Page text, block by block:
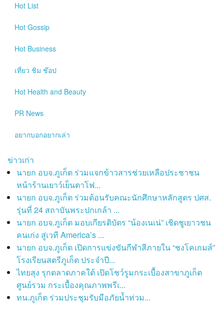
Hot List
Hot Gossip
Hot Business
เที่ยว ชิม ช๊อป
Hot Health and Beauty
PR News
อยากบอกอยากเล่า
ข่าวเก่า
นายก อบจ.ภูเก็ต ร่วมแจกข้าวสารช่วยเหลือประชาชน
หน้าร้านเยาว์เย็นตาโฟ...
นายก อบจ.ภูเก็ต ร่วมต้อนรับคณะนักศึกษาหลักสูตร ปศส.
รุ่นที่ 24 สถาบันพระปกเกล้า ...
นายก อบจ.ภูเก็ต มอบเกียรติบัตร “น้องเนเน่” เชิดชูเยาวชน
คนเก่ง สู่เวที America’s ...
นายก อบจ.ภูเก็ต เปิดการแข่งขันกีฬาสีภายใน “ชงโคเกมส์”
โรงเรียนสตรีภูเก็ต ประจำปี...
ไทยสุง รุกตลาดภาคใต้ เปิดโชว์รูมกระเบื้องสาขาภูเก็ต
ศูนย์รวม กระเบื้องคุณภาพพรีเ...
ทน.ภูเก็ต ร่วมประชุมรับมือภัยน้ำท่วม...